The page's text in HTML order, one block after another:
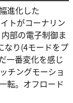
進化した
トがコーナリン
部の電子制御ま
なり(4モードをプ
一番変化を感じ
チングモーショ
転。オフロード